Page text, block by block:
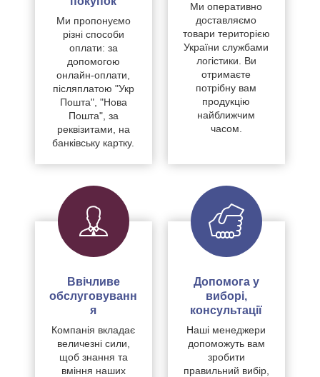
Ми пропонуємо
різні способи
оплати: за
допомогою
онлайн-оплати,
післяплатою "Укр
Пошта", "Нова
Пошта", за
реквізитами, на
банківську картку.
Ми оперативно
доставляємо
товари територією
України службами
логістики. Ви
отримаєте
потрібну вам
продукцію
найближчим
часом.
Ввічливе
обслуговуванн
я
Компанія вкладає
величезні сили,
щоб знання та
вміння наших
Допомога у
виборі,
консультації
Наші менеджери
допоможуть вам
зробити
правильний вибір,